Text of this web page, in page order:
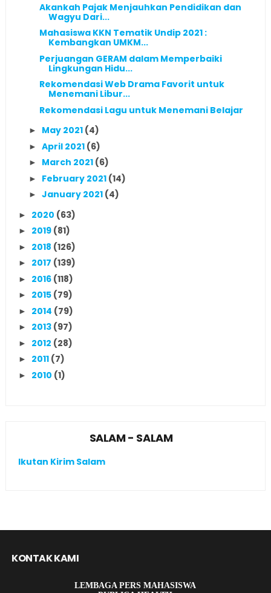
Akankah Pajak Menjauhkan Pendidikan dan
Wagyu Dari...
Mahasiswa KKN Tematik Undip 2021 :
Kembangkan UMKM...
Perjuangan GERAM dalam Memperbaiki
Lingkungan Hidu...
Rekomendasi Web Drama Favorit untuk
Menemani Libur...
Rekomendasi Lagu untuk Menemani Belajar
► May 2021 (4)
► April 2021 (6)
► March 2021 (6)
► February 2021 (14)
► January 2021 (4)
► 2020 (63)
► 2019 (81)
► 2018 (126)
► 2017 (139)
► 2016 (118)
► 2015 (79)
► 2014 (79)
► 2013 (97)
► 2012 (28)
► 2011 (7)
► 2010 (1)
SALAM - SALAM
Ikutan Kirim Salam
KONTAK KAMI
LEMBAGA PERS MAHASISWA